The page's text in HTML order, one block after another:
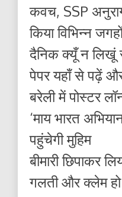
कवच, SSP
किया विभिन्न
दैनिक क्यूँ न
पेपर यहाँ से पढ़ें
बरेली में पोस्टर
‘माय भारत
पहुंचेगी मुहिम
बीमारी छिपाकर
गलती और क्लेम